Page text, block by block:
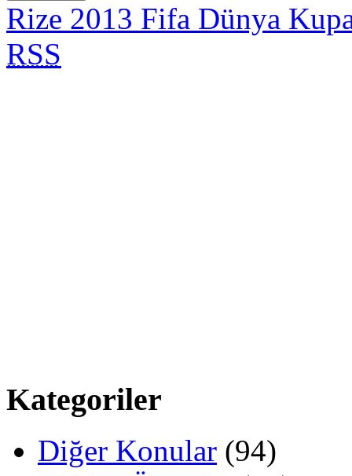
Rize 2013 Fifa Dünya
RSS
Kategoriler
Diğer Konular (94)